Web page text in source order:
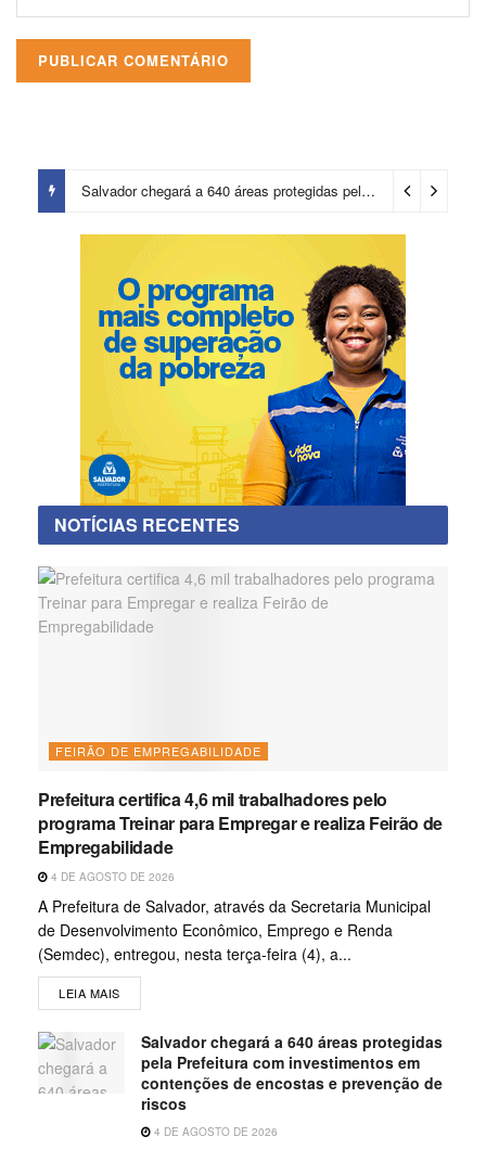
Salvador chegará a 640 áreas protegidas pela Prefeitura com investimentos em contenções de encostas e prevenção de riscos
NOTÍCIAS RECENTES
FEIRÃO DE EMPREGABILIDADE
Prefeitura certifica 4,6 mil trabalhadores pelo
programa Treinar para Empregar e realiza Feirão de
Empregabilidade
4 DE AGOSTO DE 2026
A Prefeitura de Salvador, através da Secretaria Municipal
de Desenvolvimento Econômico, Emprego e Renda
(Semdec), entregou, nesta terça-feira (4), a...
LEIA MAIS
Salvador chegará a 640 áreas protegidas
pela Prefeitura com investimentos em
contenções de encostas e prevenção de
riscos
4 DE AGOSTO DE 2026